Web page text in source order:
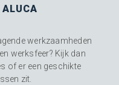
werkzaamheden
werksfeer? Kijk dan
of er een geschikte
zit.